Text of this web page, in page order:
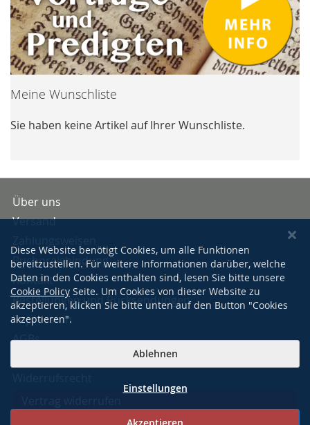
Meine Wunschliste
Sie haben keine Artikel auf Ihrer Wunschliste.
Über uns
Versand
Buchpreisbindung
Kontakt
Bestellungen und Rücksendungen
Impressum
AGBs
Diese Website benötigt Cookies, um alle Funktionen
bereitzustellen. Für weitere Informationen darüber, welche
Daten in den Cookies enthalten sind, lesen Sie bitte unsere
Cookie Policy Seite. Um Cookies von dieser Website zu
akzeptieren, klicken Sie bitte unten auf den Button "Cookies
akzeptieren".
Ablehnen
Einstellungen